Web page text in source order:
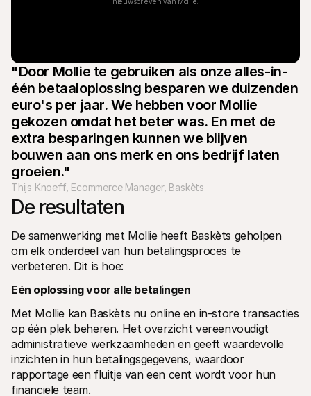
"Door Mollie te gebruiken als onze alles-in-
één betaaloplossing besparen we duizenden
euro's per jaar. We hebben voor Mollie
gekozen omdat het beter was. En met de
extra besparingen kunnen we blijven
bouwen aan ons merk en ons bedrijf laten
groeien."
Thijs Knoeff, Ecommerce Manager, Baskèts
De resultaten
De samenwerking met Mollie heeft Baskèts geholpen
om elk onderdeel van hun betalingsproces te
verbeteren. Dit is hoe:
Eén oplossing voor alle betalingen
Met Mollie kan Baskèts nu online en in-store transacties
op één plek beheren. Het overzicht vereenvoudigt
administratieve werkzaamheden en geeft waardevolle
inzichten in hun betalingsgegevens, waardoor
rapportage een fluitje van een cent wordt voor hun
financiële team.